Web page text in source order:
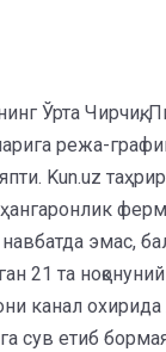
Ўрта Чирчиқ,
режа-
Kun.uz
эмас,
21 та ноқонуний
канал
сув етиб